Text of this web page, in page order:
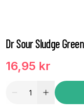
Dr Sour Sludge
16,95 kr